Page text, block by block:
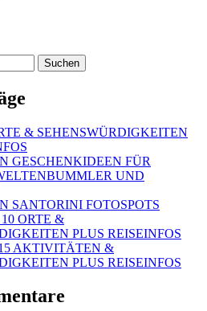
& SEHENSWÜRDIGKEITEN
GESCHENKIDEEN FÜR
UND
SANTORINI FOTOSPOTS
ORTE &
PLUS REISEINFOS
AKTIVITÄTEN &
PLUS REISEINFOS